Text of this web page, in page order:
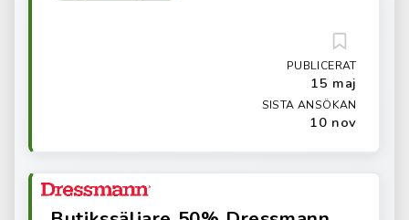
PUBLICERAT
15 maj
SISTA ANSÖKAN
10 nov